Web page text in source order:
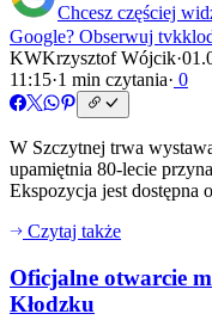
Chcesz częściej
Google? Obserwuj
KWKrzysztof Wójcik·
11:15·1 min czytania· 0
W Szczytnej trwa
upamiętnia 80-lecie
Ekspozycja jest dostępna
Czytaj także
Oficjalne otwarcie
Kłodzku